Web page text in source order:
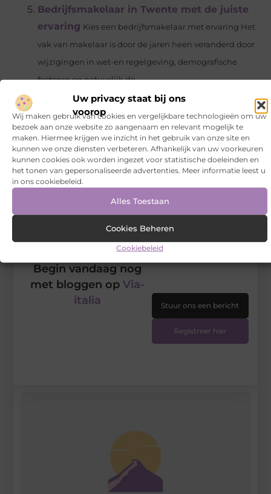
Uw privacy staat bij ons
voorop
Wij maken gebruik van cookies en vergelijkbare technologieën om uw
bezoek aan onze website zo aangenaam en relevant mogelijk te
maken. Hiermee krijgen we inzicht in het gebruik van onze site en
kunnen we onze diensten verbeteren. Afhankelijk van uw voorkeuren
kunnen cookies ook worden ingezet voor statistische doeleinden en
het tonen van gepersonaliseerde advertenties. Meer informatie leest u
in ons cookiebeleid.
Alles Toestaan
Cookies Beheren
Cookiebeleid
Bedrijfsmakelaar in Twente met de juiste
ervaring Kies een bedrijfsmakelaar met ervaring Het
vak van makelaar is door de jaren heen veranderd door
wijzigingen in wet-en regelgeving, demografische
factoren en natuurlijk de...
Wegtransport specialist Frigo Group is een
Nederlands bedrijf dat ver over de grenzen heen werkt.
De medewerkers doen dan ook veel meer dan
diepvriestransport Nederland. Buitenlandse
voorraden...
Tags en Categorieën:
Begin vandaag nog
met bloggen op Via-
italia
Stuur ons een bericht
Registreer hier